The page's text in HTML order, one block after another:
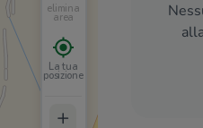
elimina
area
La tua
posizione
+